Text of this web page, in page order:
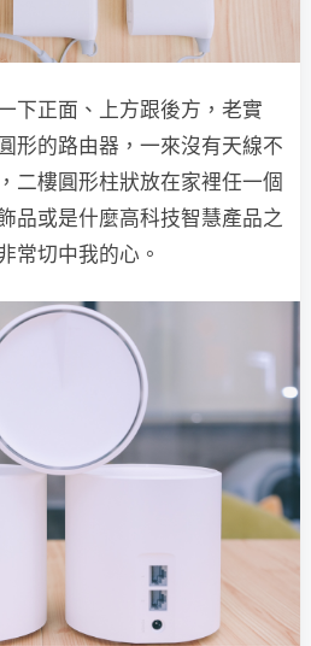
下正面、上方跟後方，老實
形的路由器，一來沒有天線不
二樓圓形柱狀放在家裡任一個
品或是什麼高科技智慧產品之
常切中我的心。